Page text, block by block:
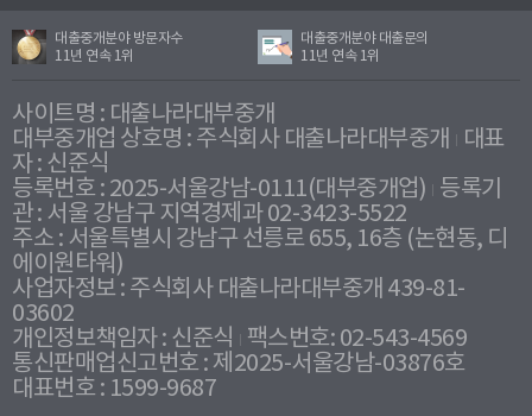
대출중개분야 방문자수
11년 연속 1위
대출중개분야 대출문의
11년 연속 1위
사이트명 : 대출나라대부중개
대부중개업 상호명 : 주식회사 대출나라대부중개
대표
자 : 신준식
등록번호 : 2025-서울강남-0111(대부중개업) 등록기
관 : 서울 강남구 지역경제과 02-3423-5522
주소 : 서울특별시 강남구 선릉로 655, 16층 (논현동, 디
에이원타워)
사업자정보 : 주식회사 대출나라대부중개 439-81-
03602
개인정보책임자 : 신준식
팩스번호: 02-543-4569
통신판매업신고번호 : 제2025-서울강남-03876호
대표번호 : 1599-9687